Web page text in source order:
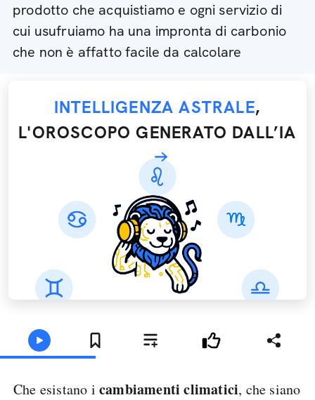
prodotto che acquistiamo e ogni servizio di
cui usufruiamo ha una impronta di carbonio
che non è affatto facile da calcolare
INTELLIGENZA ASTRALE,
L'OROSCOPO GENERATO DALL’IA
Che esistano i cambiamenti climatici, che siano